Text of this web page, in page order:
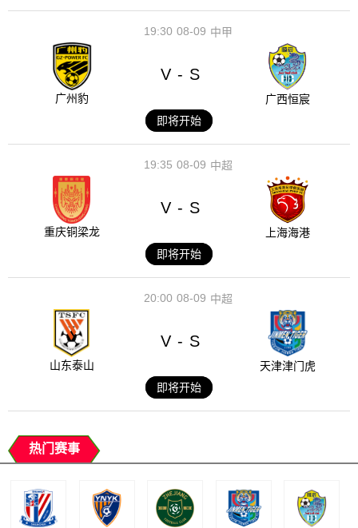
08-09
19:30 中甲
广州豹
V - S
广西恒宸
即将开始
08-09
19:35 中超
重庆铜梁龙
V - S
上海海港
即将开始
08-09
20:00 中超
山东泰山
V - S
天津津门虎
即将开始
热门赛事